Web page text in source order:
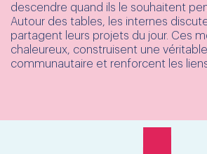
descendre quand ils le souhaitent
Autour des tables, les internes
partagent leurs projets du jour. Ces
chaleureux, construisent une
communautaire et renforcent les